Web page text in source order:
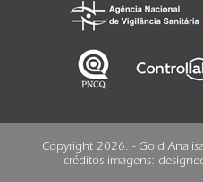
Copyright 2026. - Gold
créditos imagens: